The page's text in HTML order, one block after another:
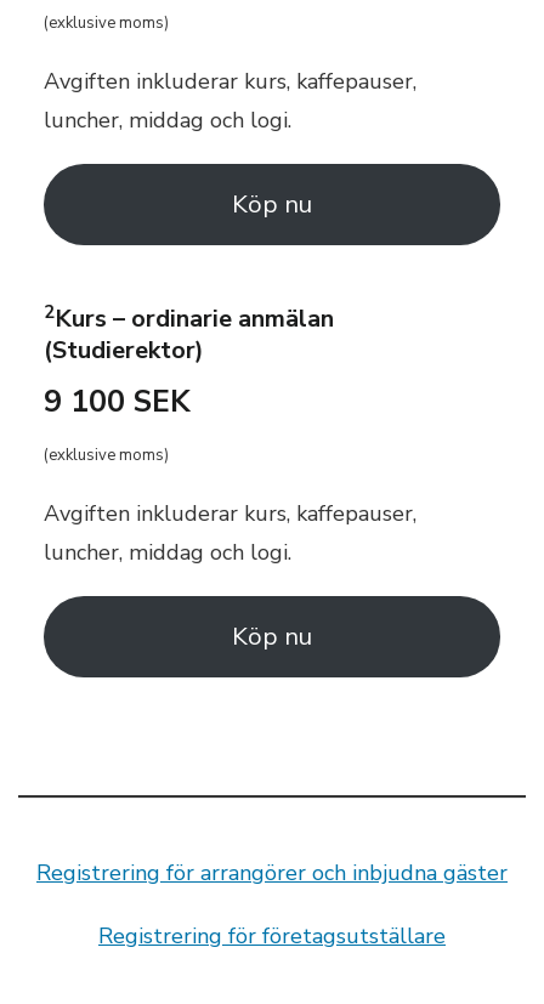
(exklusive moms)
Avgiften inkluderar kurs, kaffepauser,
luncher, middag och logi.
Köp nu
2Kurs – ordinarie anmälan
(Studierektor)
9 100 SEK
(exklusive moms)
Avgiften inkluderar kurs, kaffepauser,
luncher, middag och logi.
Köp nu
Registrering för arrangörer och inbjudna gäster
Registrering för företagsutställare